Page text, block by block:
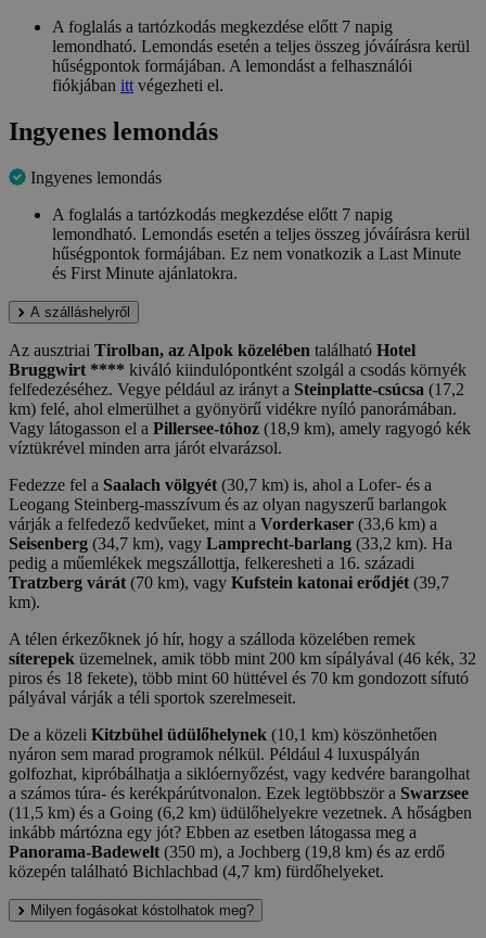
A foglalás a tartózkodás megkezdése előtt 7 napig
lemondható. Lemondás esetén a teljes összeg jóváírásra kerül
hűségpontok formájában. A lemondást a felhasználói
fiókjában ittvégezheti el.
Ingyenes lemondás
Ingyenes lemondás
A foglalás a tartózkodás megkezdése előtt 7 napig
lemondható. Lemondás esetén a teljes összeg jóváírásra kerül
hűségpontok formájában. Ez nem vonatkozik a Last Minute
és First Minute ajánlatokra.
A szálláshelyről
Az ausztriai Tirolban, az Alpok közelében található Hotel
Bruggwirt **** kiváló kiindulópontként szolgál a csodás környék
felfedezéséhez. Vegye például az irányt a Steinplatte-csúcsa (17,2
km) felé, ahol elmerülhet a gyönyörű vidékre nyíló panorámában.
Vagy látogasson el a Pillersee-tóhoz (18,9 km), amely ragyogó kék
víztükrével minden arra járót elvarázsol.
Fedezze fel a Saalach völgyét (30,7 km) is, ahol a Lofer- és a
Leogang Steinberg-masszívum és az olyan nagyszerű barlangok
várják a felfedező kedvűeket, mint a Vorderkaser (33,6 km) a
Seisenberg (34,7 km), vagy Lamprecht-barlang (33,2 km). Ha
pedig a műemlékek megszállottja, felkeresheti a 16. századi
Tratzberg várát (70 km), vagy Kufstein katonai erődjét (39,7
km).
A télen érkezőknek jó hír, hogy a szálloda közelében remek
síterepek üzemelnek, amik több mint 200 km sípályával (46 kék, 32
piros és 18 fekete), több mint 60 hüttével és 70 km gondozott sífutó
pályával várják a téli sportok szerelmeseit.
De a közeli Kitzbühel üdülőhelynek (10,1 km) köszönhetően
nyáron sem marad programok nélkül. Például 4 luxuspályán
golfozhat, kipróbálhatja a siklóernyőzést, vagy kedvére barangolhat
a számos túra- és kerékpárútvonalon. Ezek legtöbbször a Swarzsee
(11,5 km) és a Going (6,2 km) üdülőhelyekre vezetnek. A hőságben
inkább mártózna egy jót? Ebben az esetben látogassa meg a
Panorama-Badewelt (350 m), a Jochberg (19,8 km) és az erdő
közepén található Bichlachbad (4,7 km) fürdőhelyeket.
Milyen fogásokat kóstolhatok meg?